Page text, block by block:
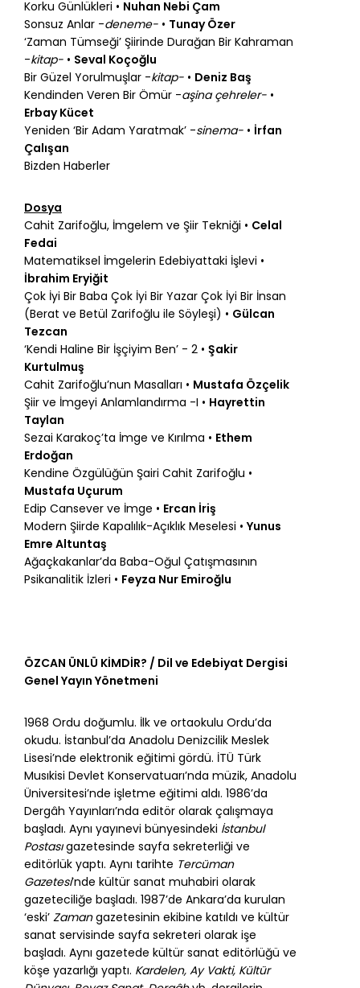
Korku Günlükleri • Nuhan Nebi Çam
Sonsuz Anlar -deneme- • Tunay Özer
‘Zaman Tümseği’ Şiirinde Durağan Bir Kahraman
-kitap- • Seval Koçoğlu
Bir Güzel Yorulmuşlar -kitap- • Deniz Baş
Kendinden Veren Bir Ömür -aşina çehreler- •
Erbay Kücet
Yeniden ‘Bir Adam Yaratmak’ -sinema- • İrfan
Çalışan
Bizden Haberler
Dosya
Cahit Zarifoğlu, İmgelem ve Şiir Tekniği • Celal
Fedai
Matematiksel İmgelerin Edebiyattaki İşlevi •
İbrahim Eryiğit
Çok İyi Bir Baba Çok İyi Bir Yazar Çok İyi Bir İnsan
(Berat ve Betül Zarifoğlu ile Söyleşi) • Gülcan
Tezcan
‘Kendi Haline Bir İşçiyim Ben’ - 2 • Şakir
Kurtulmuş
Cahit Zarifoğlu’nun Masalları • Mustafa Özçelik
Şiir ve İmgeyi Anlamlandırma -I • Hayrettin
Taylan
Sezai Karakoç’ta İmge ve Kırılma • Ethem
Erdoğan
Kendine Özgülüğün Şairi Cahit Zarifoğlu •
Mustafa Uçurum
Edip Cansever ve İmge • Ercan İriş
Modern Şiirde Kapalılık-Açıklık Meselesi •Yunus
Emre Altuntaş
Ağaçkakanlar’da Baba-Oğul Çatışmasının
Psikanalitik İzleri • Feyza Nur Emiroğlu
ÖZCAN ÜNLÜ KİMDİR? / Dil ve Edebiyat Dergisi
Genel Yayın Yönetmeni
1968 Ordu doğumlu. İlk ve ortaokulu Ordu’da
okudu. İstanbul’da Anadolu Denizcilik Meslek
Lisesi’nde elektronik eğitimi gördü. İTÜ Türk
Musıkisi Devlet Konservatuarı’nda müzik, Anadolu
Üniversitesi’nde işletme eğitimi aldı. 1986’da
Dergâh Yayınları’nda editör olarak çalışmaya
başladı. Aynı yayınevi bünyesindeki İstanbul
Postasıgazetesinde sayfa sekreterliği ve
editörlük yaptı. Aynı tarihte Tercüman
Gazetesi’nde kültür sanat muhabiri olarak
gazeteciliğe başladı. 1987’de Ankara’da kurulan
‘eski’ Zamangazetesinin ekibine katıldı ve kültür
sanat servisinde sayfa sekreteri olarak işe
başladı. Aynı gazetede kültür sanat editörlüğü ve
köşe yazarlığı yaptı. Kardelen, Ay Vakti, Kültür